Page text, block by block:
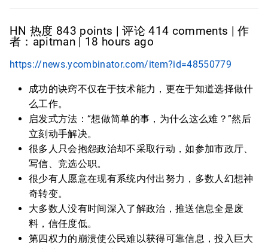
HN 热度 843 points | 评论 414 comments | 作
者：apitman | 18 hours ago
https://news.ycombinator.com/item?id=48550779
成功的诀窍不仅在于技术能力，更在于知道选择做什
么工作。
启发式方法：“想做简单的事，为什么这么难？”然后
立刻动手解决。
很多人只会抱怨政治却不采取行动，如参加市政厅、
写信、竞选公职。
很少有人愿意在现有系统内付出努力，多数人幻想神
奇转变。
大多数人没有时间深入了解政治，推送信息全是废
料，信任度低。
第四权力的崩溃使公民难以获得可靠信息，投入巨大